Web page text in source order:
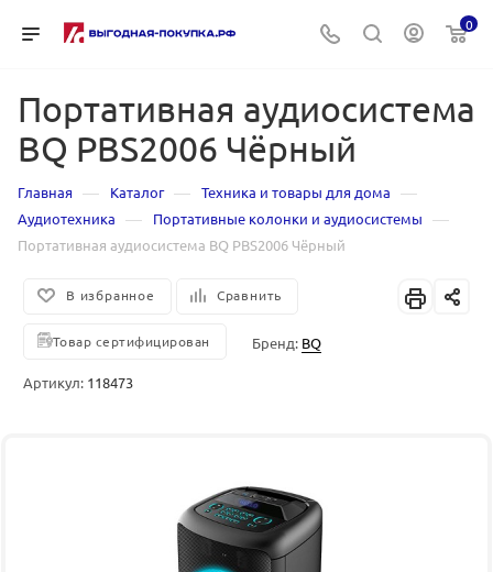
0
Портативная аудиосистема
BQ PBS2006 Чёрный
Главная — Каталог — Техника и товары для дома —
Аудиотехника — Портативные колонки и аудиосистемы —
Портативная аудиосистема BQ PBS2006 Чёрный
В избранное Сравнить
Товар сертифицирован Бренд: BQ
Артикул: 118473